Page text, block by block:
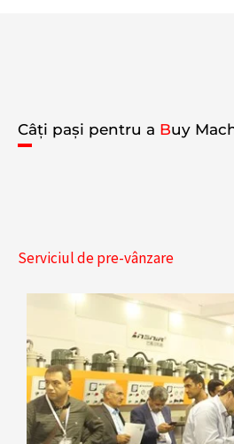
Câți pași pentru a Buy
Serviciul de pre-vânzare